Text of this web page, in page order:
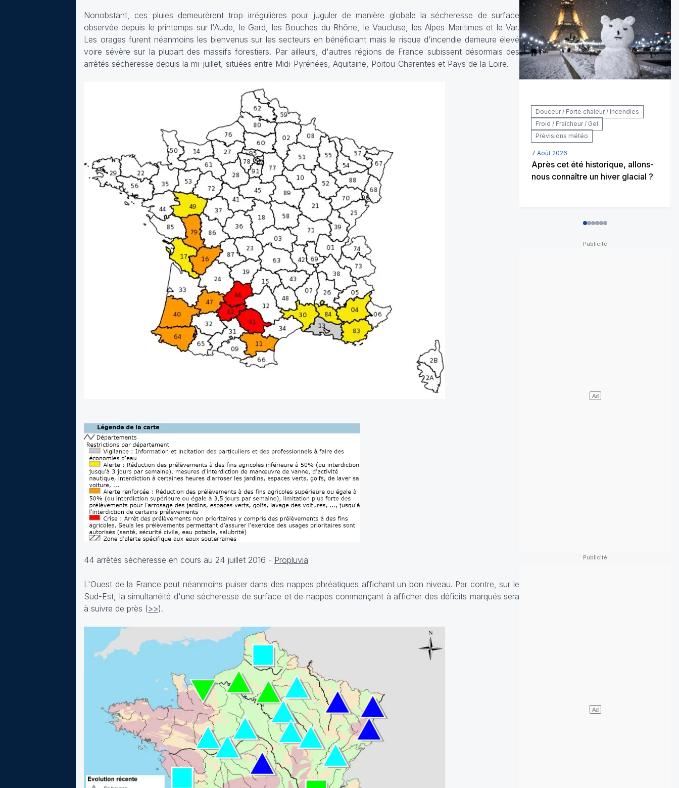
Nonobstant, ces pluies demeurèrent trop irrégulières pour juguler de manière globale la sécheresse de surface
observée depuis le printemps sur l'Aude, le Gard, les Bouches du Rhône, le Vaucluse, les Alpes Maritimes et le Var.
Les orages furent néanmoins les bienvenus sur les secteurs en bénéficiant mais le risque d'incendie demeure élevé
voire sévère sur la plupart des massifs forestiers. Par ailleurs, d'autres régions de France subissent désormais des
arrêtés sécheresse depuis la mi-juillet, situées entre Midi-Pyrénées, Aquitaine, Poitou-Charentes et Pays de la Loire.
44 arrêtés sécheresse en cours au 24 juillet 2016 - Propluvia
L'Ouest de la France peut néanmoins puiser dans des nappes phréatiques affichant un bon niveau. Par contre, sur le
Sud-Est, la simultanéité d'une sécheresse de surface et de nappes commençant à afficher des déficits marqués sera
à suivre de près (>>).
Douceur / Forte chaleur / Incendies
Froid / Fraîcheur / Gel
Prévisions météo
7 Août 2026
Après cet été historique, allons-
nous connaître un hiver glacial ?
012345